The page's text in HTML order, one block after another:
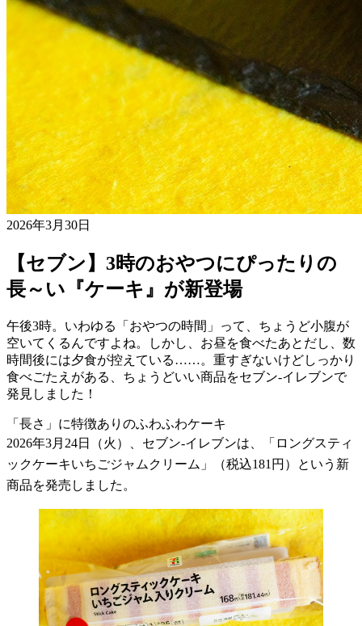
2026年3月30日
【セブン】3時のおやつにぴったりの
長～い『ケーキ』が新登場
午後3時。いわゆる「おやつの時間」って、ちょうど小腹が
空いてくるんですよね。しかし、お昼を食べたあとだし、数
時間後には夕食が控えている……。重すぎないけどしっかり
食べごたえがある、ちょうどいい商品をセブン-イレブンで
発見しました！
「長さ」に特徴ありのふわふわケーキ
2026年3月 24日（火）、セブン-イレブンは、「ロングスティ
ックケーキいちごジャムクリーム」（税込181 円）という新
商品を発売しました。